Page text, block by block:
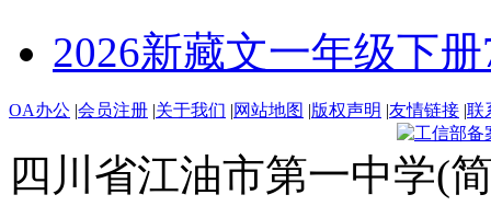
2026新藏文一年级下册
OA办公 |会员注册 |关于我们 |网站地图 |版权声明 |友情链接 |联
四川省江油市第一中学(